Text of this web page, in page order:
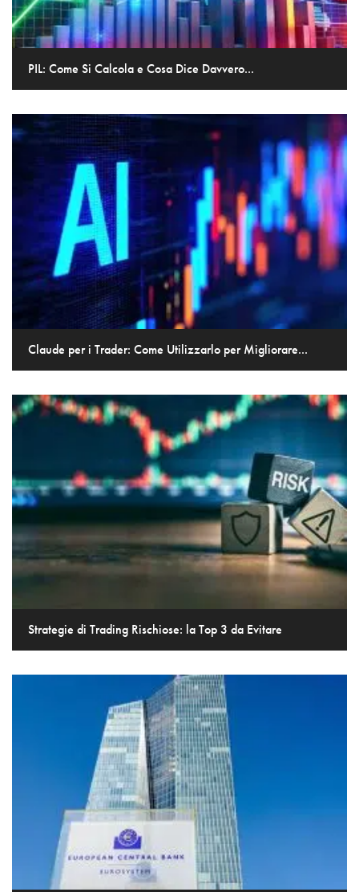
PIL: Come Si Calcola e Cosa Dice Davvero...
Claude per i Trader: Come Utilizzarlo per Migliorare...
Strategie di Trading Rischiose: la Top 3 da Evitare